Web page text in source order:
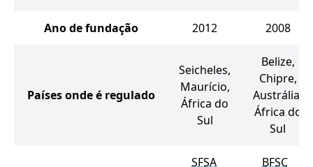
Ano de fundação 2012 2008
Países onde é regulado
Seicheles,
Maurício,
África do
Sul
Belize,
Chipre,
Austrália,
África do
Sul
SFSA
BFSC